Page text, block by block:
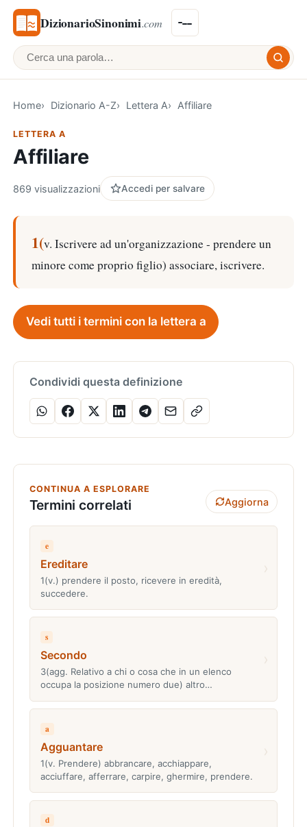
DizionarioSinonimi.com
Cerca una parola
Home Dizionario A-Z Lettera A Affiliare
LETTERA A
Affiliare
869 visualizzazioni Accedi per salvare
1(v. Iscrivere ad un'organizzazione - prendere un
minore come proprio figlio) associare, iscrivere.
Vedi tutti i termini con la lettera a
Condividi questa definizione
CONTINUA A ESPLORARE
Termini correlati Aggiorna
e
Ereditare
1(v.) prendere il posto, ricevere in eredità,
succedere.
s
Secondo
3(agg. Relativo a chi o cosa che in un elenco
occupa la posizione numero due) altro…
a
Agguantare
1(v. Prendere) abbrancare, acchiappare,
acciuffare, afferrare, carpire, ghermire, prendere.
d